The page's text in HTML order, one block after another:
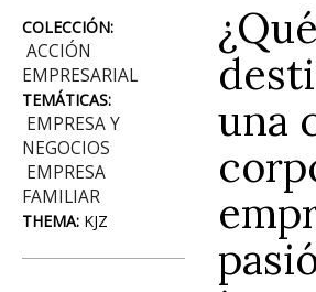
COLECCIÓN:
ACCIÓN
EMPRESARIAL
TEMÁTICAS:
EMPRESA Y
NEGOCIOS
EMPRESA
FAMILIAR
THEMA: KJZ
una